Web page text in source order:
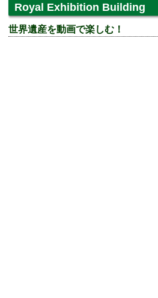
Royal Exhibition Building
世界遺産を動画で楽しむ！